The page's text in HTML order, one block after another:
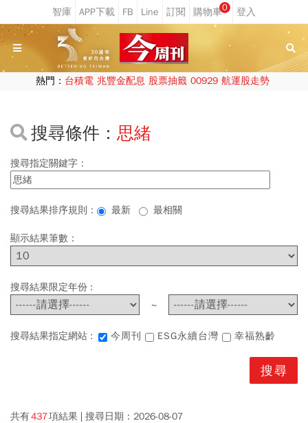
0
熱門： 台積電 兆豐金配息 股票抽籤 00929 航運股走勢
搜尋條件： 思緒
搜尋指定關鍵字：
搜尋結果排序規則： 最新 最相關
顯示結果筆數：
搜尋結果限定年份 :
~
搜尋結果指定網站 : 今周刊 ESG永續台灣 幸福熟齡
共有437項結果 搜尋日期： 2026-08-07